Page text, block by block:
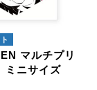
マルチプリ
ミニサイズ